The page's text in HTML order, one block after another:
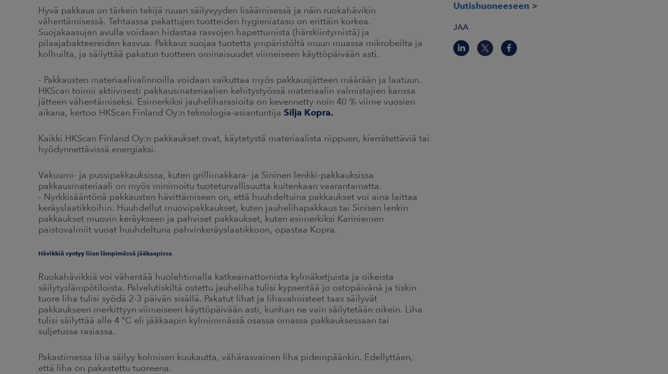
Hyvä pakkaus on tärkein tekijä ruuan säilyvyyden lisäämisessä ja näin ruokahävikin
vähentämisessä. Tehtaassa pakattujen tuotteiden hygieniataso on erittäin korkea.
Suojakaasujen avulla voidaan hidastaa rasvojen hapettumista (härskiintymistä) ja
pilaajabakteereiden kasvua. Pakkaus suojaa tuotetta ympäristöltä muun muassa mikrobeilta ja
kolhuilta, ja säilyttää pakatun tuotteen ominaisuudet viimeiseen käyttöpäivään asti.
- Pakkausten materiaalivalinnoilla voidaan vaikuttaa myös pakkausjätteen määrään ja laatuun.
HKScan toimii aktiivisesti pakkausmateriaalien kehitystyössä materiaalin valmistajien kanssa
jätteen vähentämiseksi. Esimerkiksi jauheliharasioita on kevennetty noin 40 % viime vuosien
aikana, kertoo HKScan Finland Oy:n teknologia-asiantuntija Silja Kopra.
Kaikki HKScan Finland Oy:n pakkaukset ovat, käytetystä materiaalista riippuen, kierrätettäviä tai
hyödynnettävissä energiaksi.
Vakuumi- ja pussipakkauksissa, kuten grillimakkara- ja Sininen lenkki-pakkauksissa
pakkausmateriaali on myös minimoitu tuoteturvallisuutta kuitenkaan vaarantamatta.
- Nyrkkisääntönä pakkausten hävittämiseen on, että huuhdeltuina pakkaukset voi aina laittaa
keräyslaatikkoihin. Huuhdellut muovipakkaukset, kuten jauhelihapakkaus tai Sinisen lenkin
pakkaukset muovin keräykseen ja pahviset pakkaukset, kuten esimerkiksi Kariniemen
paistovalmiit vuoat huuhdeltuna pahvinkeräyslaatikkoon, opastaa Kopra.
Hävikkiä syntyy liian lämpimässä jääkaapissa
Ruokahävikkiä voi vähentää huolehtimalla katkeamattomista kylmäketjuista ja oikeista
säilytyslämpötiloista. Palvelutiskiltä ostettu jauheliha tulisi kypsentää jo ostopäivänä ja tiskin
tuore liha tulisi syödä 2-3 päivän sisällä. Pakatut lihat ja lihavalmisteet taas säilyvät
pakkaukseen merkittyyn viimeiseen käyttöpäivään asti, kunhan ne vain säilytetään oikein. Liha
tulisi säilyttää alle 4 °C eli jääkaapin kylmimmässä osassa omassa pakkauksessaan tai
suljetussa rasiassa.
Pakastimessa liha säilyy kolmisen kuukautta, vähärasvainen liha pidempäänkin. Edellyttäen,
että liha on pakastettu tuoreena.
Uutishuoneeseen
JAA